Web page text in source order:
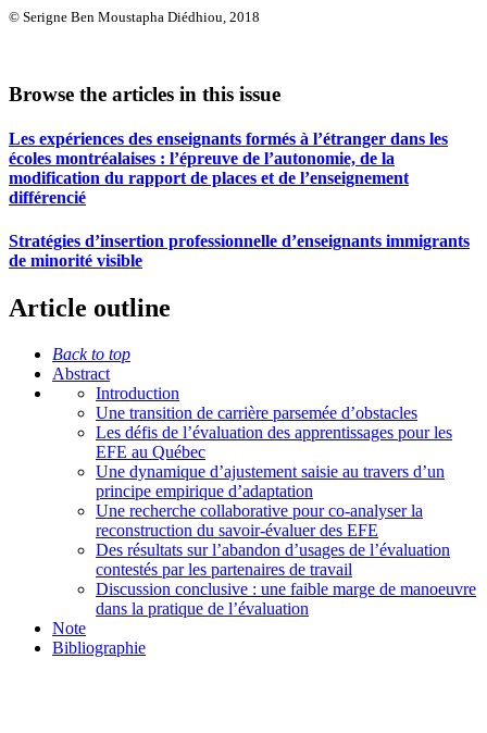
© Serigne Ben Moustapha Diédhiou, 2018
Browse the articles in this issue
Les expériences des enseignants formés à l’étranger dans les
écoles montréalaises : l’épreuve de l’autonomie, de la
modification du rapport de places et de l’enseignement
différencié
Stratégies d’insertion professionnelle d’enseignants immigrants
de minorité visible
Article outline
Back to top
Abstract
Introduction
Une transition de carrière parsemée d’obstacles
Les défis de l’évaluation des apprentissages pour les
EFE au Québec
Une dynamique d’ajustement saisie au travers d’un
principe empirique d’adaptation
Une recherche collaborative pour co-analyser la
reconstruction du savoir-évaluer des EFE
Des résultats sur l’abandon d’usages de l’évaluation
contestés par les partenaires de travail
Discussion conclusive : une faible marge de manoeuvre
dans la pratique de l’évaluation
Note
Bibliographie